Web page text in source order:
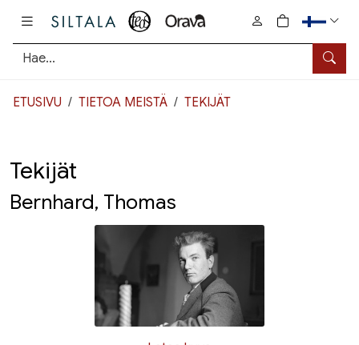
Hae
0
tuotetta
ETUSIVU TIETOA MEISTÄ TEKIJÄT
Tekijät
Bernhard, Thomas